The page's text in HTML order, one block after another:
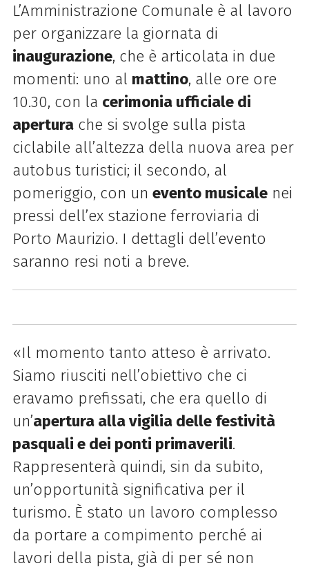
L’Amministrazione Comunale è al lavoro
per organizzare la giornata di
inaugurazione, che è articolata in due
momenti: uno al mattino, alle ore ore
10.30, con la cerimonia ufficiale di
aperturache si svolge sulla pista
ciclabile all’altezza della nuova area per
autobus turistici; il secondo, al
pomeriggio, con un evento musicalenei
pressi dell’ex stazione ferroviaria di
Porto Maurizio. I dettagli dell’evento
saranno resi noti a breve.
«Il momento tanto atteso è arrivato.
Siamo riusciti nell’obiettivo che ci
eravamo prefissati, che era quello di
un’apertura alla vigilia delle festività
pasquali e dei ponti primaverili.
Rappresenterà quindi, sin da subito,
un’opportunità significativa per il
turismo. È stato un lavoro complesso
da portare a compimento perché ai
lavori della pista, già di per sé non